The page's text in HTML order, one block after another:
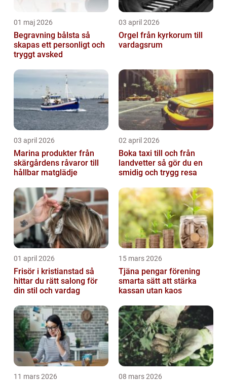
01 maj 2026
Begravning bålsta så
skapas ett personligt och
tryggt avsked
03 april 2026
Orgel från kyrkorum till
vardagsrum
03 april 2026
Marina produkter från
skärgårdens råvaror till
hållbar matglädje
02 april 2026
Boka taxi till och från
landvetter så gör du en
smidig och trygg resa
01 april 2026
Frisör i kristianstad så
hittar du rätt salong för
din stil och vardag
15 mars 2026
Tjäna pengar förening
smarta sätt att stärka
kassan utan kaos
11 mars 2026 08 mars 2026